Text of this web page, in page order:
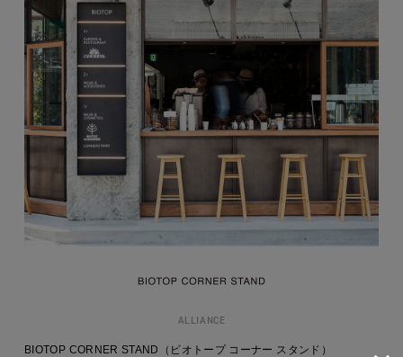
FEATURE
NEWS
ALLIANCE
BIOTOP CORNER STAND（ビオトープ コーナー スタンド）